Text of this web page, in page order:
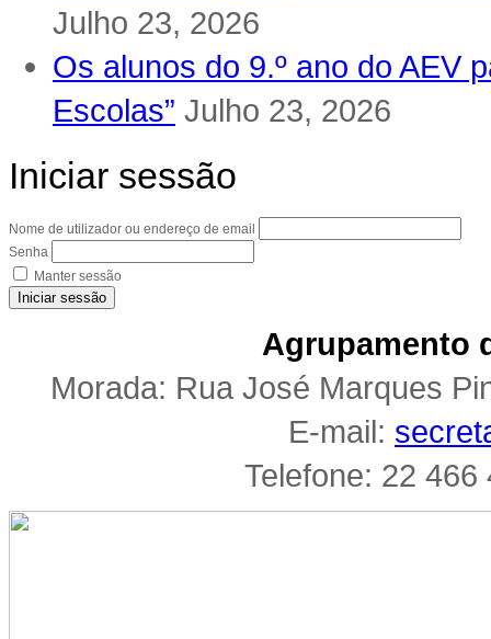
Julho 23, 2026
Os alunos do 9.º ano do AEV
Escolas” Julho 23, 2026
Iniciar sessão
Nome de utilizador ou endereço de email
Senha
Manter sessão
Iniciar sessão
Agrupamento
Morada: Rua José Marques
E-mail:
Telefone: 22